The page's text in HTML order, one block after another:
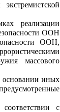
реализации
ООН
ООН,
массового
основании иных
с